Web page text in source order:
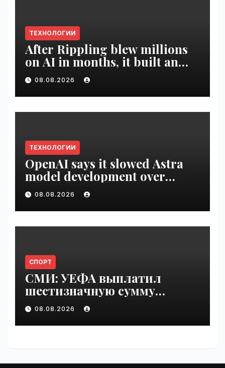
ТЕХНОЛОГИИ
After Rippling blew millions
on AI in months, it built an
employee ROI tool |
VseTime.ru
08.08.2026
ТЕХНОЛОГИИ
OpenAI says it slowed Astra
model development over
security concerns | VseTime.ru
08.08.2026
СПОРТ
СМИ: УЕФА выплатил
шестизначную сумму
любовнице Инфантино |
VseTime.ru
08.08.2026